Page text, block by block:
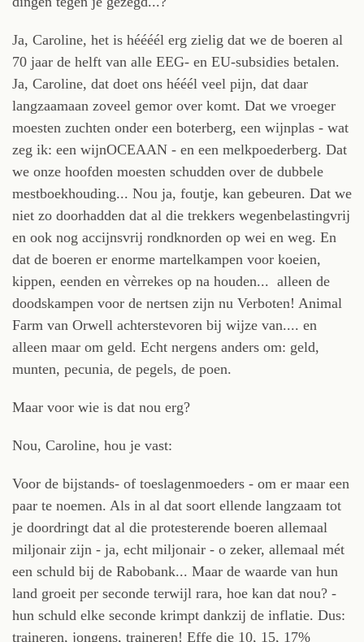
Ja, Caroline, het is héééél erg zielig dat we de boeren al
70 jaar de helft van alle EEG- en EU-subsidies betalen.
Ja, Caroline, dat doet ons hééél veel pijn, dat daar
langzaamaan zoveel gemor over komt. Dat we vroeger
moesten zuchten onder een boterberg, een wijnplas - wat
zeg ik: een wijnOCEAAN - en een melkpoederberg. Dat
we onze hoofden moesten schudden over de dubbele
mestboekhouding... Nou ja, foutje, kan gebeuren. Dat we
niet zo doorhadden dat al die trekkers wegenbelastingvrij
en ook nog accijnsvrij rondknorden op wei en weg. En
dat de boeren er enorme martelkampen voor koeien,
kippen, eenden en vèrrekes op na houden... alleen de
doodskampen voor de nertsen zijn nu Verboten! Animal
Farm van Orwell achterstevoren bij wijze van.... en
alleen maar om geld. Echt nergens anders om: geld,
munten, pecunia, de pegels, de poen.
Maar voor wie is dat nou erg?
Nou, Caroline, hou je vast:
Voor de bijstands- of toeslagenmoeders - om er maar een
paar te noemen. Als in al dat soort ellende langzaam tot
je doordringt dat al die protesterende boeren allemaal
miljonair zijn - ja, echt miljonair - o zeker, allemaal mét
een schuld bij de Rabobank... Maar de waarde van hun
land groeit per seconde terwijl rara, hoe kan dat nou? -
hun schuld elke seconde krimpt dankzij de inflatie. Dus:
traineren, jongens, traineren! Effe die 10, 15, 17%